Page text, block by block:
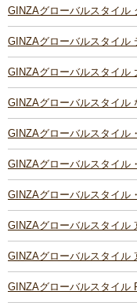
GINZAグローバルスタイル
GINZAグローバルスタイル
GINZAグローバルスタイル
GINZAグローバルスタイル
GINZAグローバルスタイル
GINZAグローバルスタイル
GINZAグローバルスタイル
GINZAグローバルスタイル
GINZAグローバルスタイル
GINZAグローバルスタイル